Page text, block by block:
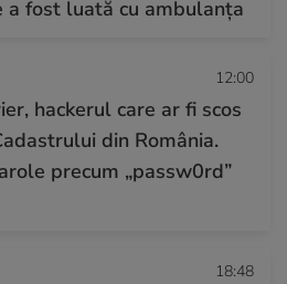
a fost luată cu ambulanța
12:00
hackerul care ar fi scos
din România.
precum „passw0rd”
18:48